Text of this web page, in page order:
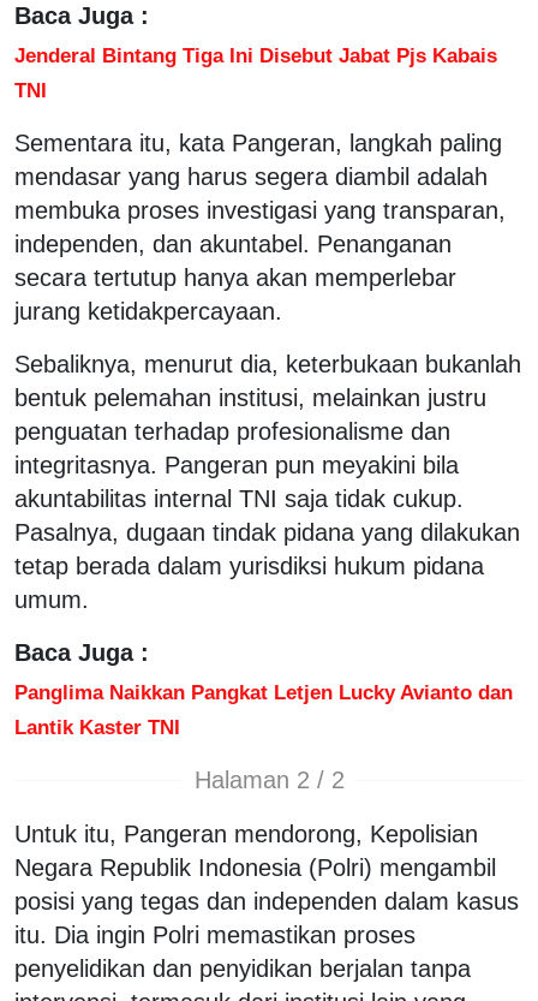
Baca Juga :
Jenderal Bintang Tiga Ini Disebut Jabat Pjs Kabais
TNI
Sementara itu, kata Pangeran, langkah paling
mendasar yang harus segera diambil adalah
membuka proses investigasi yang transparan,
independen, dan akuntabel. Penanganan
secara tertutup hanya akan memperlebar
jurang ketidakpercayaan.
Sebaliknya, menurut dia, keterbukaan bukanlah
bentuk pelemahan institusi, melainkan justru
penguatan terhadap profesionalisme dan
integritasnya. Pangeran pun meyakini bila
akuntabilitas internal TNI saja tidak cukup.
Pasalnya, dugaan tindak pidana yang dilakukan
tetap berada dalam yurisdiksi hukum pidana
umum.
Baca Juga :
Panglima Naikkan Pangkat Letjen Lucky Avianto dan
Lantik Kaster TNI
Halaman 2 / 2
Untuk itu, Pangeran mendorong, Kepolisian
Negara Republik Indonesia (Polri) mengambil
posisi yang tegas dan independen dalam kasus
itu. Dia ingin Polri memastikan proses
penyelidikan dan penyidikan berjalan tanpa